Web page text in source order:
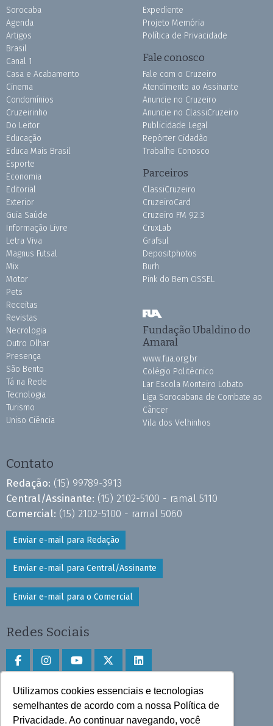
Utilizamos cookies essenciais e tecnologias
semelhantes de acordo com a nossa Política de
Privacidade. Ao continuar navegando, você
Sorocaba
Agenda
Artigos
Brasil
Canal 1
Casa e Acabamento
Cinema
Condomínios
Cruzeirinho
Do Leitor
Educação
Educa Mais Brasil
Esporte
Economia
Editorial
Exterior
Guia Saúde
Informação Livre
Letra Viva
Magnus Futsal
Mix
Motor
Pets
Receitas
Revistas
Necrologia
Outro Olhar
Presença
São Bento
Tá na Rede
Tecnologia
Turismo
Uniso Ciência
Expediente
Projeto Memória
Política de Privacidade
Fale conosco
Fale com o Cruzeiro
Atendimento ao Assinante
Anuncie no Cruzeiro
Anuncie no ClassiCruzeiro
Publicidade Legal
Repórter Cidadão
Trabalhe Conosco
Parceiros
ClassiCruzeiro
CruzeiroCard
Cruzeiro FM 92.3
CruxLab
Grafsul
Depositphotos
Burh
Pink do Bem OSSEL
Fundação Ubaldino do
Amaral
www.fua.org.br
Colégio Politécnico
Lar Escola Monteiro Lobato
Liga Sorocabana de Combate ao
Câncer
Vila dos Velhinhos
Contato
Redação: (15) 99789-3913
Central/Assinante: (15) 2102-5100 - ramal 5110
Comercial: (15) 2102-5100 - ramal 5060
Enviar e-mail para Redação
Enviar e-mail para Central/Assinante
Enviar e-mail para o Comercial
Redes Sociais
Faça download do aplicativo
Play Store e App Store